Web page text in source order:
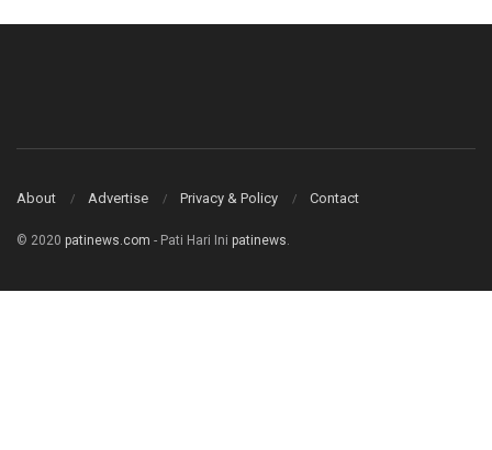
About Advertise Privacy & Policy Contact
© 2020 patinews.com - Pati Hari Ini patinews.